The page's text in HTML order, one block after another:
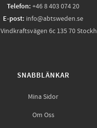
Telefon: +46 8 403 074 20
E-post: info@abtsweden.se
Vindkraftsvägen 6c 135 70
SNABBLÄNKAR
Mina Sidor
Om Oss